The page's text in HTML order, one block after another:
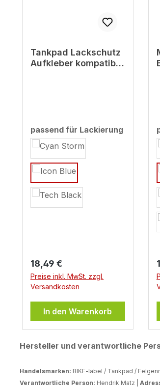
Tankpad Lackschutz
Aufkleber kompatibel
passend für Lackierung
auswählen
Regulärer Preis:
18,49 €
Preise inkl. MwSt. zzgl.
Versandkosten
In den Warenkorb
Hersteller und verantwortliche
Handelsmarken: BIKE-label / Tankpad /
Verantwortliche Person: Hendrik Matz |